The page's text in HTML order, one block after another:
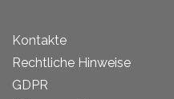
Kontakte
Rechtliche Hinweise
GDPR